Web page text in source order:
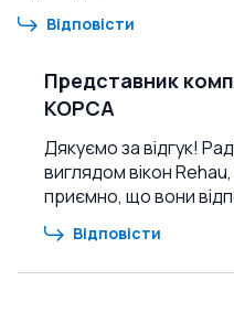
Відповісти
Представник
КОРСА
Дякуємо за відгук!
виглядом вікон
приємно, що вони
Відповісти